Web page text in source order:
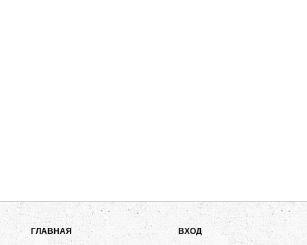
ГЛАВНАЯ ВХОД